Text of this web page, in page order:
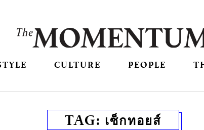
CULTURE PEOPLE
TAG: เซ็กทอยส์